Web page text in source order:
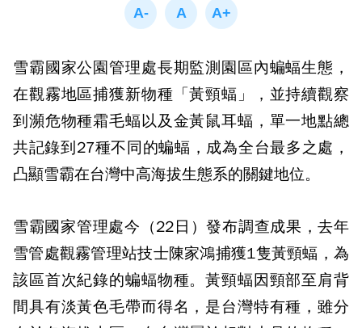
雪霸國家公園管理處長期監測園區內蝙蝠生態，
在觀霧地區捕獲新物種「黃頸蝠」，並持續觀察
到瀕危物種霜毛蝠以及金黃鼠耳蝠，單一地點總
共記錄到27種不同的蝙蝠，成為全台最多之處，
凸顯雪霸在台灣中高海拔生態系的關鍵地位。
雪霸國家管理處今（22日）發布調查成果，去年
雪管處觀霧管理站技士陳家鴻捕獲1隻黃頸蝠，為
該區首次紀錄的蝙蝠物種。黃頸蝠因頸部至肩背
間具有淡黃色毛帶而得名，是台灣特有種，雖分